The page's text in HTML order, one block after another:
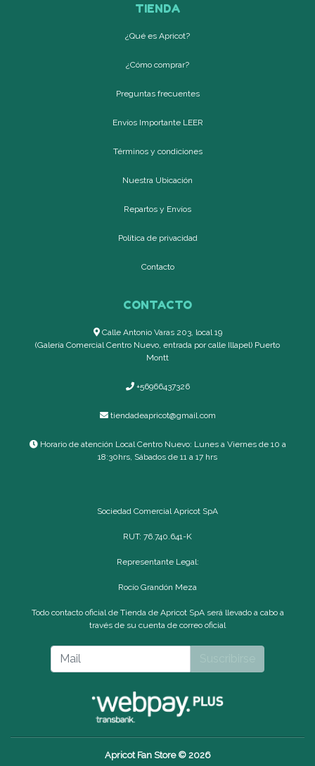
TIENDA
¿Qué es Apricot?
¿Cómo comprar?
Preguntas frecuentes
Envíos Importante LEER
Términos y condiciones
Nuestra Ubicación
Repartos y Envíos
Política de privacidad
Contacto
CONTACTO
Calle Antonio Varas 203, local 19
(Galería Comercial Centro Nuevo, entrada por calle Illapel) Puerto
Montt
+56966437326
tiendadeapricot@gmail.com
Horario de atención Local Centro Nuevo: Lunes a Viernes de 10 a
18:30hrs, Sábados de 11 a 17 hrs
Sociedad Comercial Apricot SpA
RUT: 76.740.641-K
Representante Legal:
Rocío Grandón Meza
Todo contacto oficial de Tienda de Apricot SpA será llevado a cabo a
través de su cuenta de correo oficial
Apricot Fan Store © 2026